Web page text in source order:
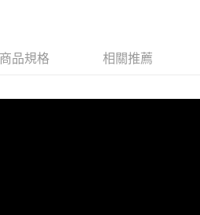
上)免運費
商品規格 相關推薦